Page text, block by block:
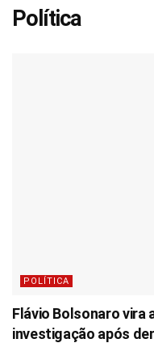
Política
POLÍTICA
Flávio Bolsonaro vira
investigação após